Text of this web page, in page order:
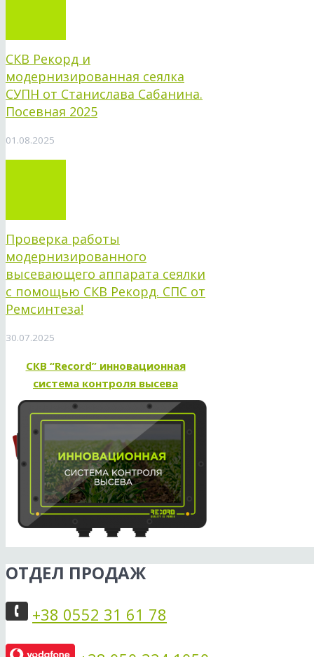
СКВ Рекорд и
модернизированная сеялка
СУПН от Станислава Сабанина.
Посевная 2025
01.08.2025
Проверка работы
модернизированного
высевающего аппарата сеялки
с помощью СКВ Рекорд. СПС от
Ремсинтеза!
30.07.2025
СКВ “Record” инновационная
система контроля высева
ОТДЕЛ ПРОДАЖ
+38 0552 31 61 78